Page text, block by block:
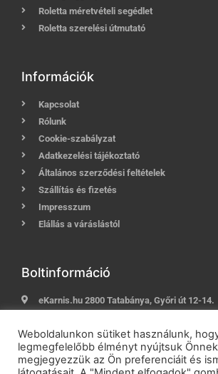
Roletta méretvételi segédlet
Roletta szerelési útmutató
Információk
Kapcsolat
Rólunk
Cookie-szabályzat
Adatkezelési tájékoztató
Általános szerződési feltételek
Szállítás és fizetés
Impresszum
Elállás a váráslástól
Boltinformáció
eKarnis.hu 2800 Tatabánya, Győri út 12-14.
E-mail:info@ekarnis.hu
Weboldalunkon sütiket használunk,
legmegfelelőbb élményt nyújtsuk
megjegyezzük az Ön preferenciáit és